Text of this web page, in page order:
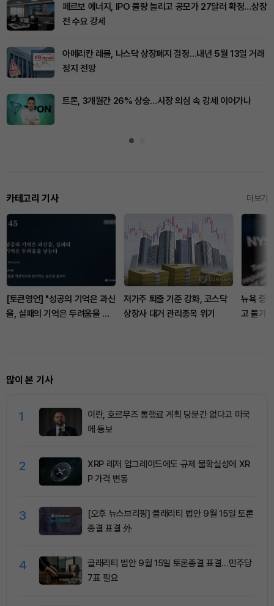
페르보 에너지, IPO 물량 늘리고 공모가 27달러 확정…상장
전 수요 강세
아메리칸 레블, 나스닥 상장폐지 결정…내년 5월 13일 거래
정지 전망
트론, 3개월간 26% 상승…시장 의심 속 강세 이어가나
카테고리 기사 더보기
[토큰명언] "성공의 기억은 과신
을, 실패의 기억은 두려움을 낳
저가주 퇴출 기준 강화, 코스닥
상장사 대거 관리종목 위기
뉴욕 증
고 물가
많이 본 기사
1
이란, 호르무즈 통행료 계획 당분간 없다고 미국
에 통보
2
XRP 레저 업그레이드에도 규제 불확실성에 XR
P 가격 변동
3
[오후 뉴스브리핑] 클래리티 법안 9월 15일 토론
종결 표결 外
4
클래리티 법안 9월 15일 토론종결 표결…민주당
7표 필요